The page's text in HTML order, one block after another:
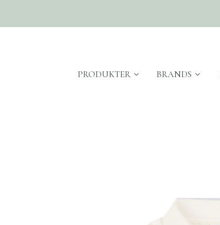
PRODUKTER BRANDS